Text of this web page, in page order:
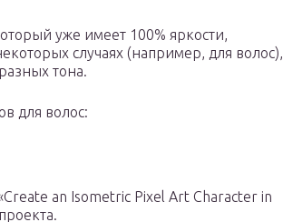
уже имеет 100% яркости,
случаях (например, для волос),
тона.
для волос:
an Isometric Pixel Art Character in